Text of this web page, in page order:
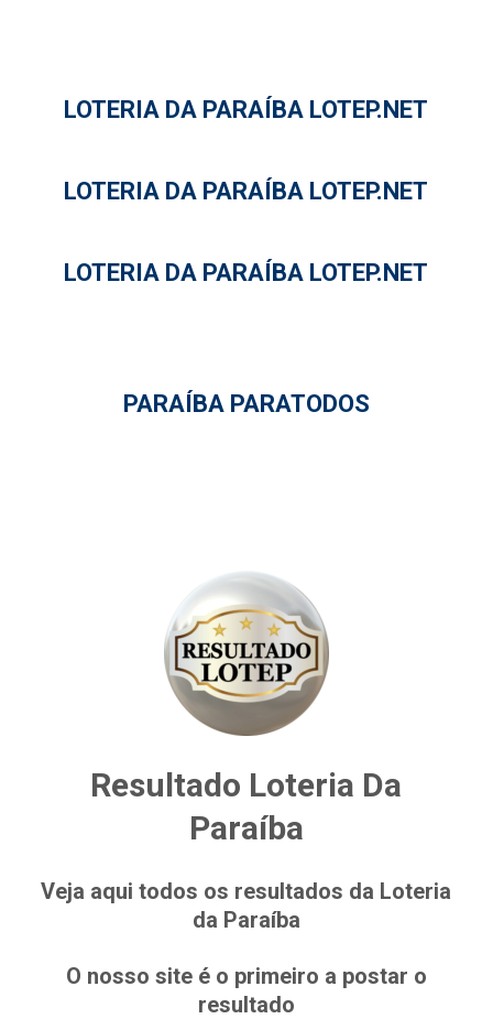
LOTERIA DA PARAÍBA LOTEP.NET
LOTERIA DA PARAÍBA LOTEP.NET
LOTERIA DA PARAÍBA LOTEP.NET
PARAÍBA PARATODOS
Resultado Loteria Da
Paraíba
Veja aqui todos os resultados da Loteria
da Paraíba
O nosso site é o primeiro a postar o
resultado